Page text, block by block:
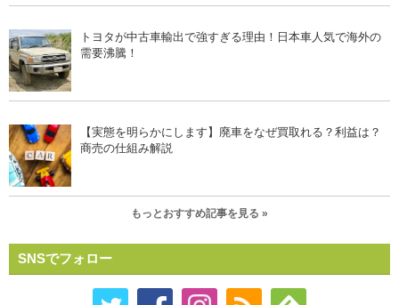
トヨタが中古車輸出で強すぎる理由！日本車人気で海外の
需要沸騰！
【実態を明らかにします】廃車をなぜ買取れる？利益は？
商売の仕組み解説
もっとおすすめ記事を見る »
SNSでフォロー